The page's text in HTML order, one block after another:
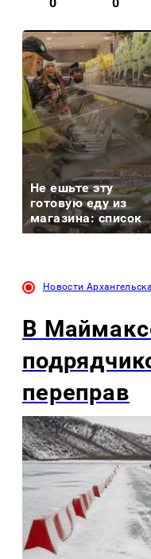
Не ешьте эту
готовую еду из
магазина: список
Новости Архангельска
В
переправ